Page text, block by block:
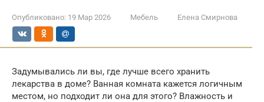
Опубликовано: 19 Мар 2026 Мебель Елена Смирнова
Задумывались ли вы, где лучше всего хранить
лекарства в доме? Ванная комната кажется логичным
местом, но подходит ли она для этого? Влажность и